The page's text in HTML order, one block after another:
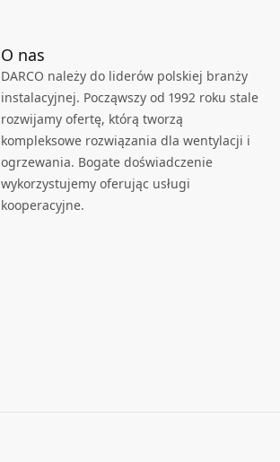
O nas
DARCO należy do liderów polskiej branży
instalacyjnej. Począwszy od 1992 roku stale
rozwijamy ofertę, którą tworzą
kompleksowe rozwiązania dla wentylacji i
ogrzewania. Bogate doświadczenie
wykorzystujemy oferując usługi
kooperacyjne.